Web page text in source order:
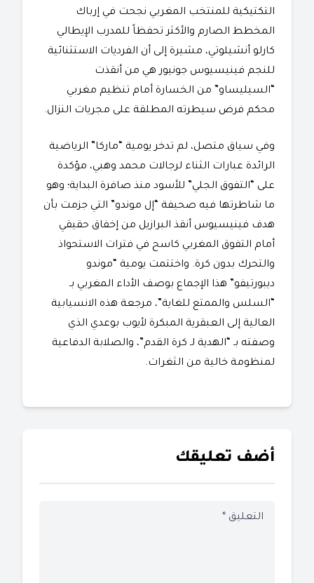
التكتيكية للمنتخب المغربي نجحت في إرباك
المخطط الصارم والأكثر تحفظاً للمدرب الإيطالي
كارلو أنشيلوتي، مشيرة إلى أن الفرديات الاستثنائية
للنجم فينيسيوس جونيور هي من أنقذت
“السيليساو” من الخسارة أمام تنظيم مغربي
محكم فرض سيطرته المطلقة على مجريات النزال.
​وفي سياق متصل، لم تدخر يومية “ماركا” الرياضية
الرائدة عبارات الثناء لرجالات محمد وهبي، مؤكدة
على “التفوق الجلي” للأسود منذ صافرة البداية؛ وهو
ما شاطرتها فيه صحيفة “إل موندو” التي جزمت بأن
هدف فينيسيوس أنقذ البرازيل من إخفاق حقيقي
أمام التفوق المغربي كاسح في فترات الاستحواذ
والتحرك بدون كرة. واختتمت يومية “موندو
ديبورتيفو” هذا الإجماع بوصف الأداء المغربي بـ
“السلس والممتع للغاية”، مرجعة هذه الانسيابية
العالية إلى العبقرية المبكرة لأيوب بوعدي الذي
وصفته بـ “الهدية لـ كرة القدم”، والصلابة الدفاعية
لمنظومة خالية من الثغرات.
أضف تعليقك